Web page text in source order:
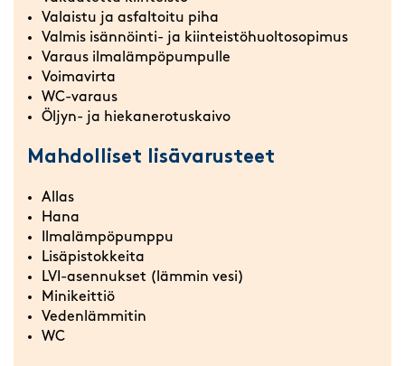
Valaistu ja asfaltoitu piha
Valmis isännöinti- ja kiinteistöhuoltosopimus
Varaus ilmalämpöpumpulle
Voimavirta
WC-varaus
Öljyn- ja hiekanerotuskaivo
Mahdolliset lisävarusteet
Allas
Hana
Ilmalämpöpumppu
Lisäpistokkeita
LVI-asennukset (lämmin vesi)
Minikeittiö
Vedenlämmitin
WC